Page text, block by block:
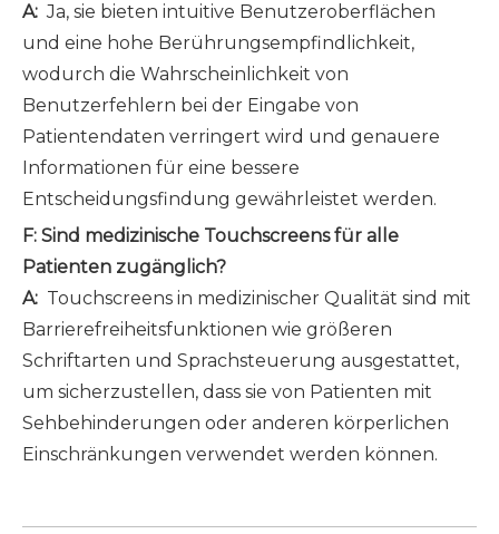
A: Ja, sie bieten intuitive Benutzeroberflächen
und eine hohe Berührungsempfindlichkeit,
wodurch die Wahrscheinlichkeit von
Benutzerfehlern bei der Eingabe von
Patientendaten verringert wird und genauere
Informationen für eine bessere
Entscheidungsfindung gewährleistet werden.
F: Sind medizinische Touchscreens für alle
Patienten zugänglich?
A: Touchscreens in medizinischer Qualität sind mit
Barrierefreiheitsfunktionen wie größeren
Schriftarten und Sprachsteuerung ausgestattet,
um sicherzustellen, dass sie von Patienten mit
Sehbehinderungen oder anderen körperlichen
Einschränkungen verwendet werden können.